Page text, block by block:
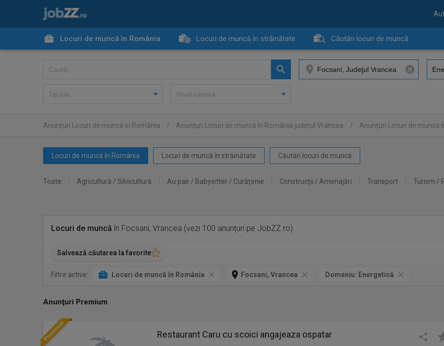
Locuri de muncă în România Locuri de muncă în străinătate Căutări locuri de muncă
Anunţuri Locuri de muncă în România / Anunţuri Locuri de muncă în România judeţul Vrancea / Anunţuri Locuri de muncă
Locuri de muncă în România Locuri de muncă în străinătate Căutări locuri de muncă
Toate Agricultură / Silvicultură Au pair / Babysitter / Curăţenie Construcţii / Amenajări Transport Turism /
Locuri de muncă în Focsani, Vrancea (vezi 100 anunțuri pe JobZZ.ro)
Salvează căutarea la favorite
Filtre active: Locuri de muncă în România Focsani, Vrancea Domeniu: Energetică
Anunţuri Premium
Restaurant Caru cu scoici angajeaza ospatar